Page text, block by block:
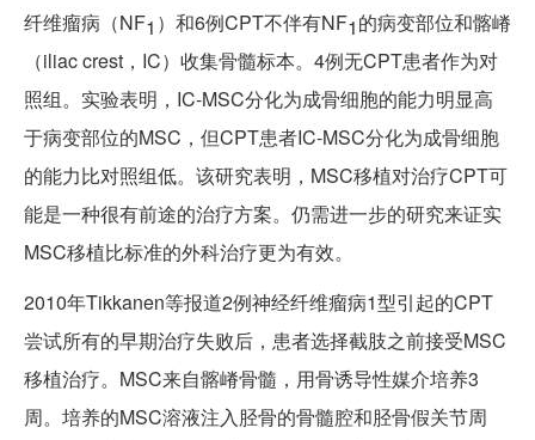
纤维瘤病（NF1 ）和6例CPT不伴有NF1的病变部位和髂嵴
（iliac crest，IC）收集骨髓标本。4例无CPT患者作为对
照组。实验表明，IC-MSC分化为成骨细胞的能力明显高
于病变部位的MSC，但CPT患者IC-MSC分化为成骨细胞
的能力比对照组低。该研究表明，MSC移植对治疗CPT可
能是一种很有前途的治疗方案。仍需进一步的研究来证实
MSC移植比标准的外科治疗更为有效。
2010年Tikkanen等报道2例神经纤维瘤病1型引起的CPT
尝试所有的早期治疗失败后，患者选择截肢之前接受MSC
移植治疗。MSC来自髂嵴骨髓，用骨诱导性媒介培养3
周。培养的MSC溶液注入胫骨的骨髓腔和胫骨假关节周